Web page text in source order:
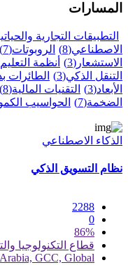
المسارات
التطبيقات التجارية
الاصطناعي(8) الروبوتات(7)
الاستشعار (3) أنظمة
التنقل الذكي(3) الطائرات
الأبعاد(3) التقنيات المالية(8)
الضخمة(7) الحواسيب
الذكاء الاصطناعي
نظام التسويق الذكي
2288
0
86%
قطاع التكنولوجيا
GCC, Global